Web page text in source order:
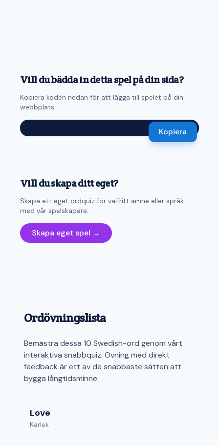
Vill du bädda in detta spel på din sida?
Kopiera koden nedan för att lägga till spelet på din
webbplats.
Kopiera
Vill du skapa ditt eget?
Skapa ett eget ordquiz för valfritt ämne eller språk
med vår spelskapare.
Skapa eget spel →
Ordövningslista
Bemästra dessa 10 Swedish-ord genom vårt
interaktiva snabbquiz. Övning med direkt
feedback är ett av de snabbaste sätten att
bygga långtidsminne.
Love
Kärlek